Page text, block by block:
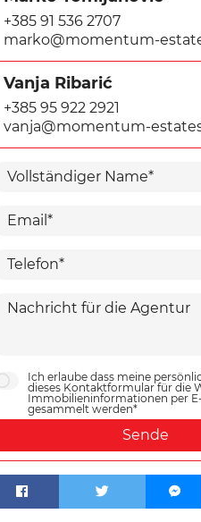
+385 91 536 2707
marko@momentum-
Vanja Ribarić
+385 95 922 2921
vanja@momentum-
Ich erlaube dass meine
dieses Kontaktformular für die
Immobilieninformationen per
gesammelt werden*
Sende